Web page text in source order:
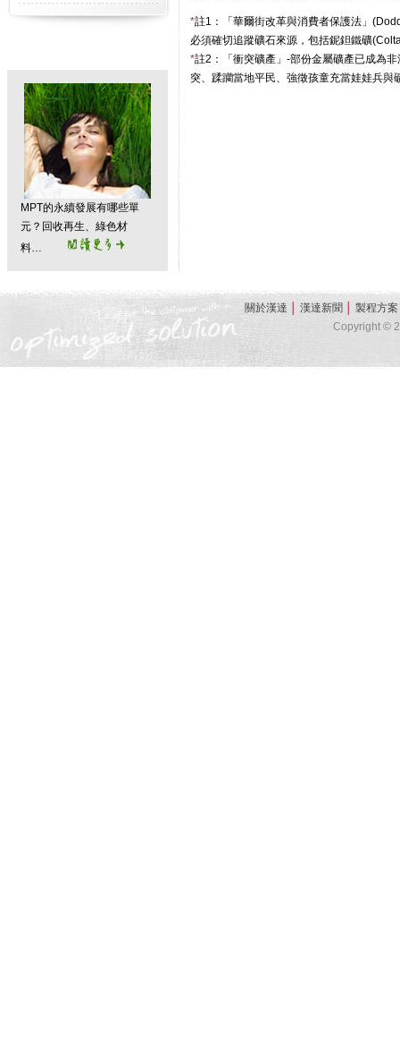
MPT的永續發展有哪些單
元？回收再生、綠色材
料…
*註1：「華爾街改革與消費者保護法」
必須確切追蹤礦石來源，包括鈮鉭鐵礦
*註2：「衝突礦產」-部份金屬礦產已成為
突、蹂躪當地平民、強徵孩童充當娃娃兵與
關於漢達 漢達新聞 製程方案
Copyright ©